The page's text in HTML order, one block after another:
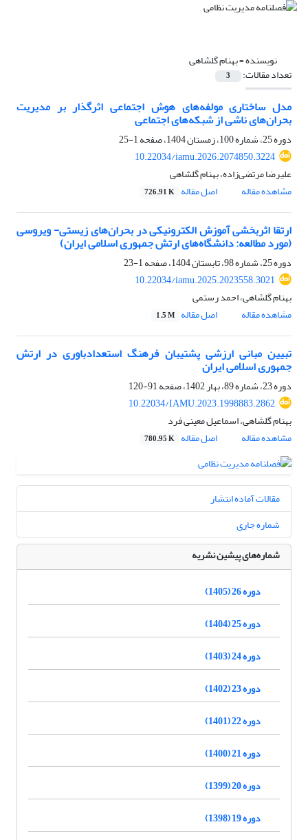
نویسنده =بهنام گلشاهی
تعداد مقالات: 3
مدل ساختاری مولفه‌های هوش اجتماعی اثرگذار بر مدیریت
بحران‌های ناشی از شبکه‌های اجتماعی
دوره 25، شماره 100، زمستان 1404، صفحه
1-25
10.22034/iamu.2026.2074850.3224
علیرضا مرتضی‌زاده، بهنام گلشاهی
مشاهده مقاله
اصل مقاله 726.91 K
ارتقا اثربخشی آموزش الکترونیکی در بحران‌های زیستی- ویروسی
(مورد مطالعه: دانشگاه‌های ارتش جمهوری اسلامی ایران)
دوره 25، شماره 98، تابستان 1404، صفحه
1-23
10.22034/iamu.2025.2023558.3021
بهنام گلشاهی، احمد رستمی
مشاهده مقاله
اصل مقاله 1.5 M
تبیین مبانی ارزشی پشتیبان فرهنگ استعدادباوری در ارتش‌
جمهوری اسلامی ایران
دوره 23، شماره 89، بهار 1402، صفحه
91-120
10.22034/IAMU.2023.1998883.2862
بهنام گلشاهی، اسماعیل معینی فرد
مشاهده مقاله
اصل مقاله 780.95 K
مقالات آماده انتشار
شماره جاری
شماره‌های پیشین نشریه
دوره 26 (1405)
دوره 25 (1404)
دوره 24 (1403)
دوره 23 (1402)
دوره 22 (1401)
دوره 21 (1400)
دوره 20 (1399)
دوره 19 (1398)